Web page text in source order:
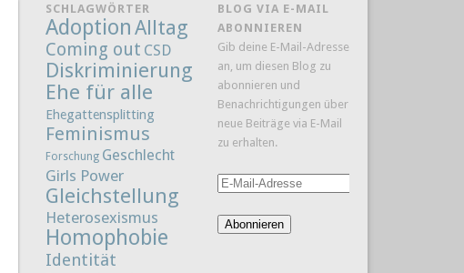
SCHLAGWÖRTER
AdoptionAlltag
Coming out CSD
Diskriminierung
Ehe für alle
Ehegattensplitting
Feminismus
Forschung Geschlecht
Girls Power
Gleichstellung
Heterosexismus
Homophobie
Identität
BLOG VIA E-MAIL
ABONNIEREN
Gib deine E-Mail-Adresse
an, um diesen Blog zu
abonnieren und
Benachrichtigungen über
neue Beiträge via E-Mail
zu erhalten.
E-
Adresse
Abonnieren